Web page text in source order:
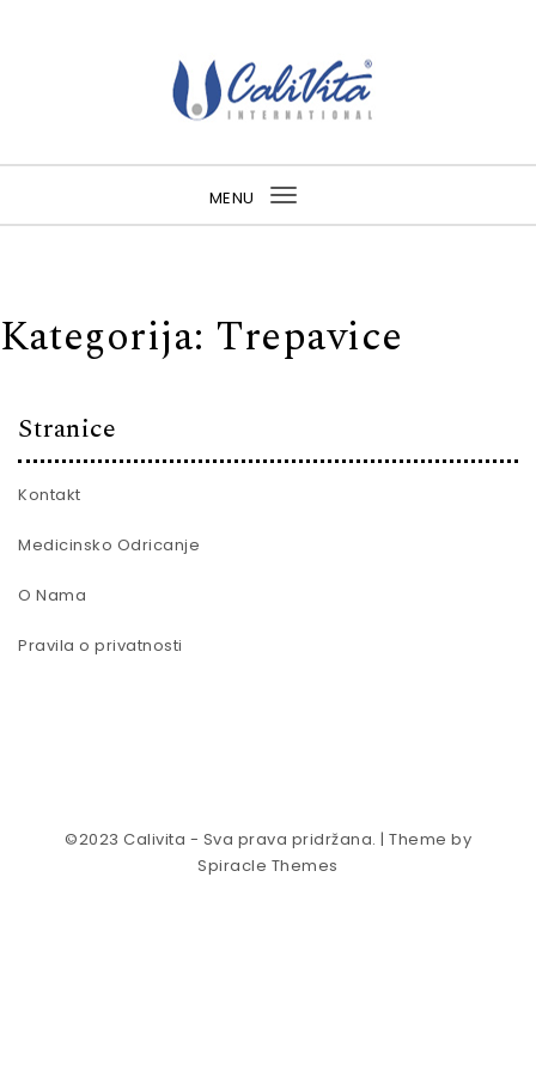
MENU
Toggle
Kategorija: Trepavice
Stranice
Kontakt
Medicinsko Odricanje
O Nama
Pravila o privatnosti
©2023 Calivita - Sva prava pridržana. | Theme by
Spiracle Themes